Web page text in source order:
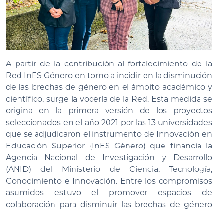
A partir de la contribución al fortalecimiento de la
Red InES Género en torno a incidir en la disminución
de las brechas de género en el ámbito académico y
científico, surge la vocería de la Red. Esta medida se
origina en la primera versión de los proyectos
seleccionados en el año 2021 por las 13 universidades
que se adjudicaron el instrumento de Innovación en
Educación Superior (InES Género) que financia la
Agencia Nacional de Investigación y Desarrollo
(ANID) del Ministerio de Ciencia, Tecnología,
Conocimiento e Innovación. Entre los compromisos
asumidos estuvo el promover espacios de
colaboración para disminuir las brechas de género